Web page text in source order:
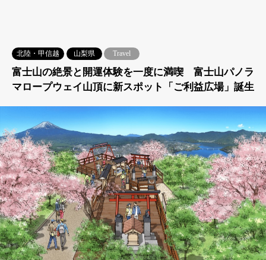
北陸・甲信越 山梨県 Travel
富士山の絶景と開運体験を一度に満喫 富士山パノラ
マロープウェイ山頂に新スポット「ご利益広場」誕生